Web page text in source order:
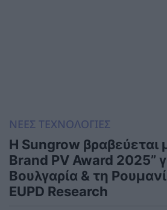
ΝΕΕΣ ΤΕΧΝΟΛΟΓΙΕΣ
Η Sungrow βραβεύεται
Brand PV Award 2025”
Βουλγαρία & τη
EUPD Research